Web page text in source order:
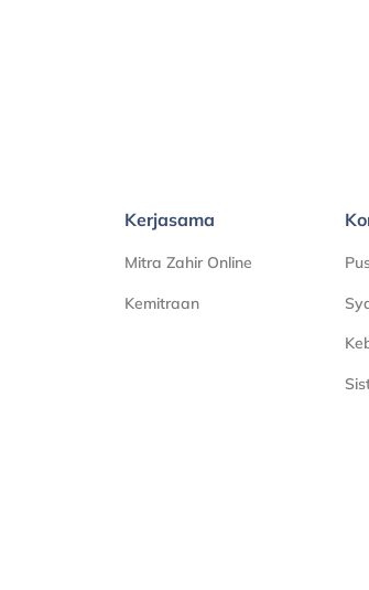
Kerjasama
Mitra Zahir Online
Kemitraan